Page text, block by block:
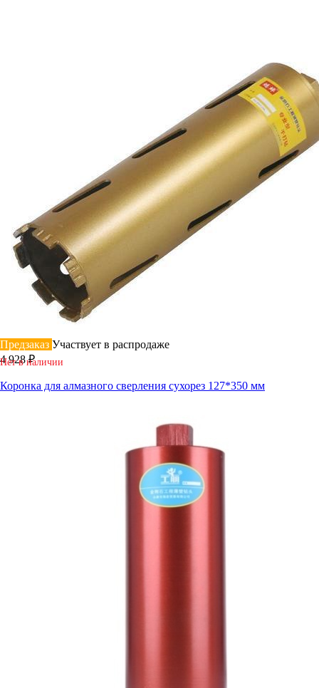
Предзаказ Участвует в распродаже
4 928 ₽
Нет в наличии
Коронка для алмазного сверления сухорез 127*350 мм